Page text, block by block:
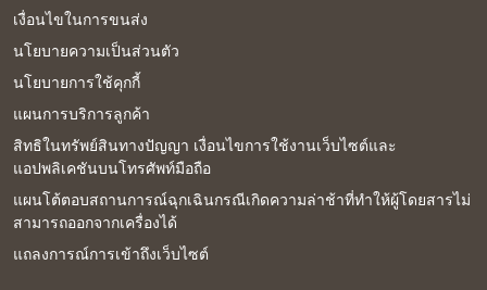
เงื่อนไขในการขนส่ง
นโยบายความเป็นส่วนตัว
นโยบายการใช้คุกกี้
แผนการบริการลูกค้า
สิทธิในทรัพย์สินทางปัญญา เงื่อนไขการใช้งานเว็บไซต์และ
แอปพลิเคชันบนโทรศัพท์มือถือ
แผนโต้ตอบสถานการณ์ฉุกเฉินกรณีเกิดความล่าช้าที่ทำให้ผู้โดยสารไม่
สามารถออกจากเครื่องได้
แถลงการณ์การเข้าถึงเว็บไซต์